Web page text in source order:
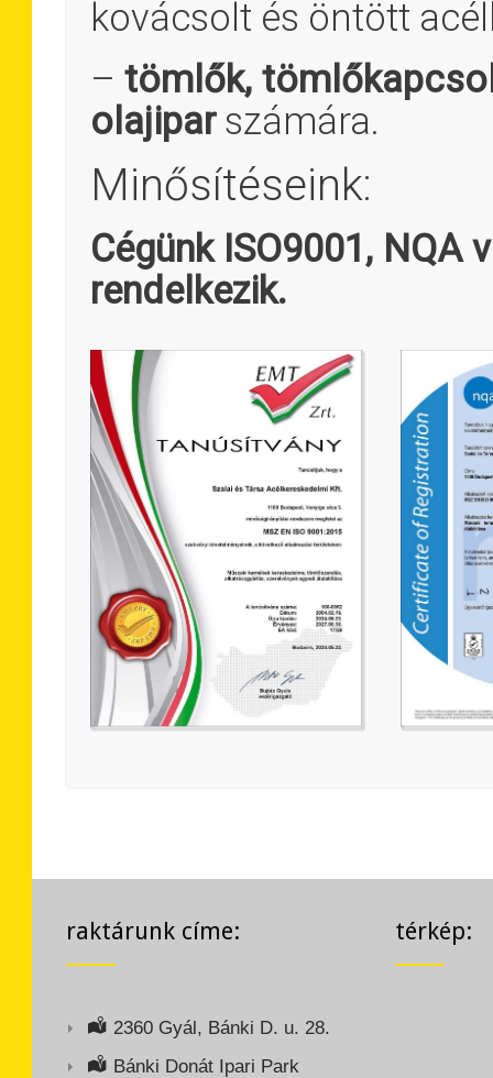
kovácsolt és öntött
–tömlők,
olajiparszámára.
Minősítéseink:
Cégünk ISO9001, NQA
rendelkezik.
raktárunk címe:
2360 Gyál, Bánki D. u. 28.
Bánki Donát Ipari Park
térkép: